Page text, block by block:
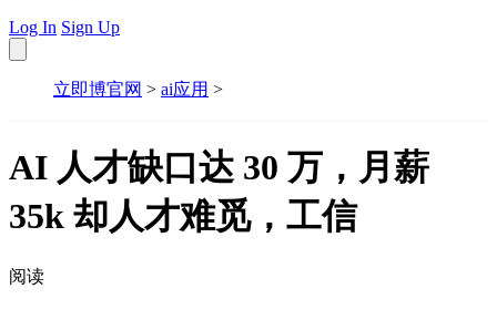
Log In Sign Up
立即博官网 > ai应用 >
AI 人才缺口达 30 万，月薪
35k 却人才难觅，工信
阅读